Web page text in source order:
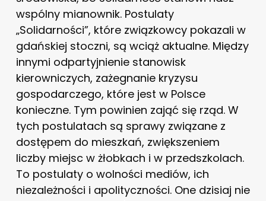
wspólny mianownik. Postulaty
„Solidarności”, które związkowcy pokazali w
gdańskiej stoczni, są wciąż aktualne. Między
innymi odpartyjnienie stanowisk
kierowniczych, zażegnanie kryzysu
gospodarczego, które jest w Polsce
konieczne. Tym powinien zająć się rząd. W
tych postulatach są sprawy związane z
dostępem do mieszkań, zwiększeniem
liczby miejsc w żłobkach i w przedszkolach.
To postulaty o wolności mediów, ich
niezależności i apolityczności. One dzisiaj nie